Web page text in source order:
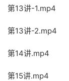
第13讲-1.mp4
第13讲-2.mp4
第14讲.mp4
第15讲.mp4